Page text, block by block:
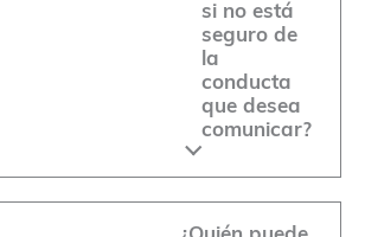
si no está
seguro de
la
conducta
que desea
comunicar?